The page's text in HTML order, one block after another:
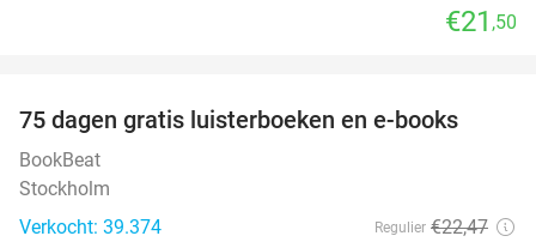
€21 ,50
75 dagen gratis luisterboeken en e-books
BookBeat
Stockholm
Verkocht: 39.374
Regulier €22,47